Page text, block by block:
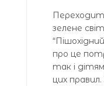
зелене
про це
так і
цих